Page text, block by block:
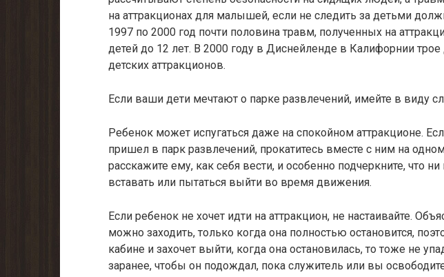
на аттракционах для малышей, если не следить за детьми
1997 по 2000 год почти половина травм, полученных на
детей до 12 лет. В 2000 году в Диснейленде в Калифорнии трое
детских аттракционов.
Если ваши дети мечтают о парке развлечений, имейте в виду
Ребенок может испугаться даже на спокойном аттракционе.
пришел в парк развлечений, прокатитесь вместе с ним на
расскажите ему, как себя вести, и особенно подчеркните, что
вставать или пытаться выйти во время движения.
Если ребенок не хочет идти на аттракцион, не настаивайте.
можно заходить, только когда она полностью остановится,
кабине и захочет выйти, когда она остановилась, то тоже не
заранее, чтобы он подождал, пока служитель или вы